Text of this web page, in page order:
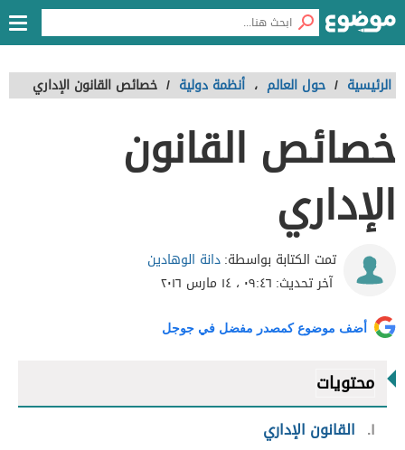
الرئيسية / حول العالم ، أنظمة دولية / خصائص القانون الإداري
خصائص القانون
الإداري
تمت الكتابة بواسطة:دانة الوهادين
آخر تحديث: ٠٩:٤٦ ، ١٤ مارس ٢٠١٦
أضف موضوع كمصدر مفضل في جوجل
محتويات
١
القانون الإداري